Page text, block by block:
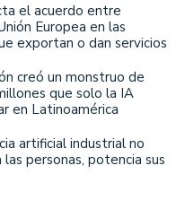
el acuerdo entre
Europea en las
exportan o dan servicios
creó un monstruo de
que solo la IA
en Latinoamérica
artificial industrial no
personas, potencia sus